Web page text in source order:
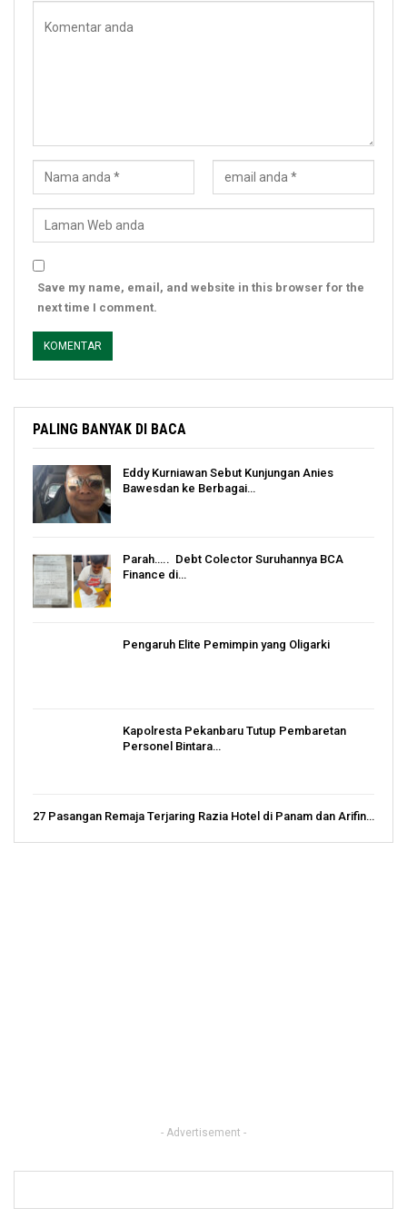
Save my name, email, and website in this browser for the
next time I comment.
PALING BANYAK DI BACA
Eddy Kurniawan Sebut Kunjungan Anies
Bawesdan ke Berbagai…
Parah….. Debt Colector Suruhannya BCA
Finance di…
Pengaruh Elite Pemimpin yang Oligarki
Kapolresta Pekanbaru Tutup Pembaretan
Personel Bintara…
27 Pasangan Remaja Terjaring Razia Hotel di Panam dan Arifin…
- Advertisement -